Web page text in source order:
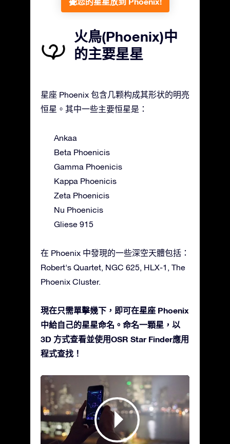
火鳥(Phoenix)中
的主要星星
星座 Phoenix 包含几颗构成其形状的明亮
恒星。其中一些主要恒星是：
Ankaa
Beta Phoenicis
Gamma Phoenicis
Kappa Phoenicis
Zeta Phoenicis
Nu Phoenicis
Gliese 915
在 Phoenix 中發現的一些深空天體包括：
Robert's Quartet, NGC 625, HLX-1, The
Phoenix Cluster.
現在只需單擊幾下，即可在星座 Phoenix
中給自己的星星命名。命名一顆星，以
3D 方式查看並使用OSR Star Finder應用
程式查找！